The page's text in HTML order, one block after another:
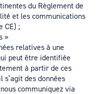
du Règlement de
et les communications
CE) ;
»
relatives à une
peut être identifiée
à partir de ces
s’agit des données
communiquez via